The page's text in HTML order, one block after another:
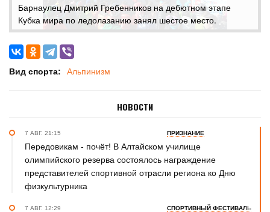
Барнаулец Дмитрий Гребенников на дебютном этапе
Кубка мира по ледолазанию занял шестое место.
Вид спорта: Альпинизм
НОВОСТИ
7 АВГ. 21:15 ПРИЗНАНИЕ
Передовикам - почёт! В Алтайском училище
олимпийского резерва состоялось награждение
представителей спортивной отрасли региона ко Дню
физкультурника
7 АВГ. 12:29 СПОРТИВНЫЙ ФЕСТИВАЛЬ